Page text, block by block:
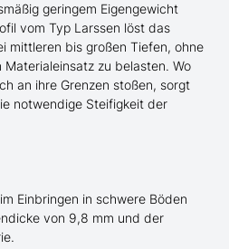
geringem Eigengewicht
vom Typ Larssen löst das
mittleren bis großen Tiefen, ohne
zu belasten. Wo
an ihre Grenzen stoßen, sorgt
notwendige Steifigkeit der
Einbringen in schwere Böden
von 9,8 mm und der